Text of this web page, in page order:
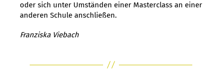
oder sich unter Umständen einer Masterclass an einer
anderen Schule anschließen.
Franziska Viebach